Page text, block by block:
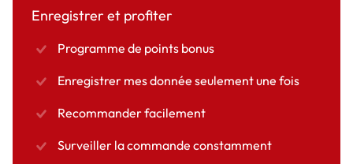
Enregistrer et profiter
Programme de points bonus
Enregistrer mes donnée seulement une fois
Recommander facilement
Surveiller la commande constamment